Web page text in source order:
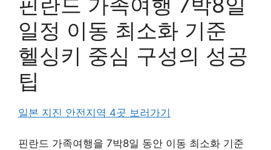
일정 이동 최소화 기준
헬싱키 중심 구성의 성공
팁
일본 지진 안전지역 4곳 보러가기
핀란드 가족여행을 7박8일 동안 이동 최소화 기준